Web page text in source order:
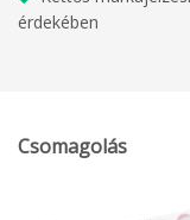
érdekében
Csomagolás